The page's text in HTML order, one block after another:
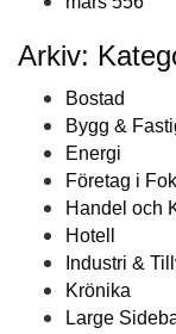
Arkiv:
Bostad
Bygg &
Energi
Företag i
Handel och
Hotell
Industri &
Krönika
Large